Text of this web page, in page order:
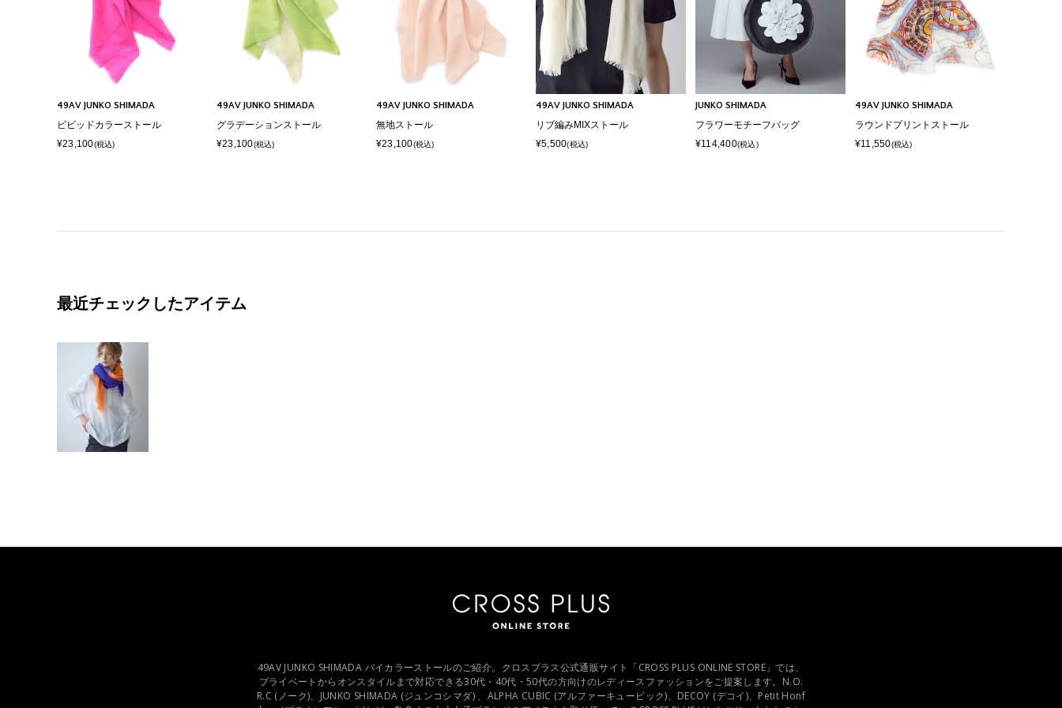
49AV JUNKO SHIMADA
ビビッドカラーストール
¥23,100(税込)
49AV JUNKO SHIMADA
グラデーションストール
¥23,100(税込)
49AV JUNKO SHIMADA
無地ストール
¥23,100(税込)
49AV JUNKO SHIMADA
リブ編みMIXストール
¥5,500(税込)
JUNKO SHIMADA
フラワーモチーフバッグ
¥114,400(税込)
49AV JUNKO SHIMADA
ラウンドプリントストール
¥11,550(税込)
最近チェックしたアイテム
49AV JUNKO SHIMADA バイカラーストールのご紹介。クロスプラス公式通販サイト「CROSS PLUS ONLINE STORE」では、
プライベートからオンスタイルまで対応できる30代・40代・50代の方向けのレディースファッションをご提案します。N.O.
R.C (ノーク)、JUNKO SHIMADA (ジュンコシマダ) 、ALPHA CUBIC (アルファーキュービック)、DECOY (デコイ)、Petit Honf